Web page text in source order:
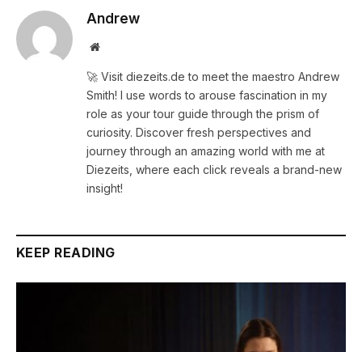
Andrew
Website
🚀 Visit diezeits.de to meet the maestro Andrew
Smith! I use words to arouse fascination in my
role as your tour guide through the prism of
curiosity. Discover fresh perspectives and
journey through an amazing world with me at
Diezeits, where each click reveals a brand-new
insight!
KEEP READING